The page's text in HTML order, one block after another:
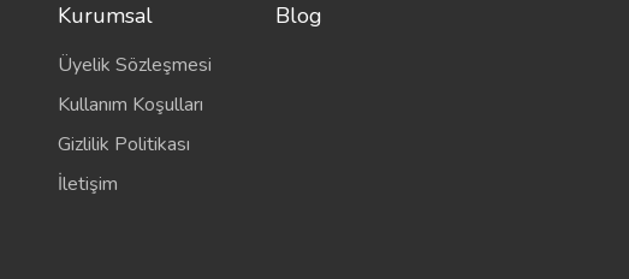
Kurumsal
Üyelik Sözleşmesi
Kullanım Koşulları
Gizlilik Politikası
İletişim
Blog